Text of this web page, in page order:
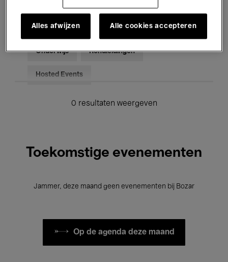
Voor iedereen Kids’ Palace
Onderwijs Rondleidingen
Hosted Events
0 resultaten weergeven
Toekomstige evenementen
Jammer, deze maand geen evenementen bij Bozar
Op de agenda deze maand
Alles afwijzen Alle cookies accepteren